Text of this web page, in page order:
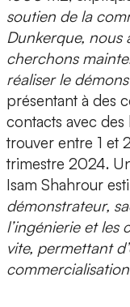
soutien de la
Dunkerque, nous
cherchons
réaliser le
présentant à des
contacts avec
trouver entre 1 et
trimestre 2024.
Isam Shahrour
démonstrateur,
l’ingénierie et les
vite, permettant